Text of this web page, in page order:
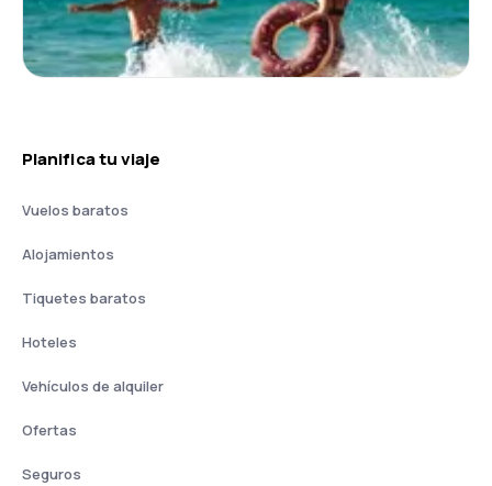
Planifica tu viaje
Vuelos baratos
Alojamientos
Tiquetes baratos
Hoteles
Vehículos de alquiler
Ofertas
Seguros